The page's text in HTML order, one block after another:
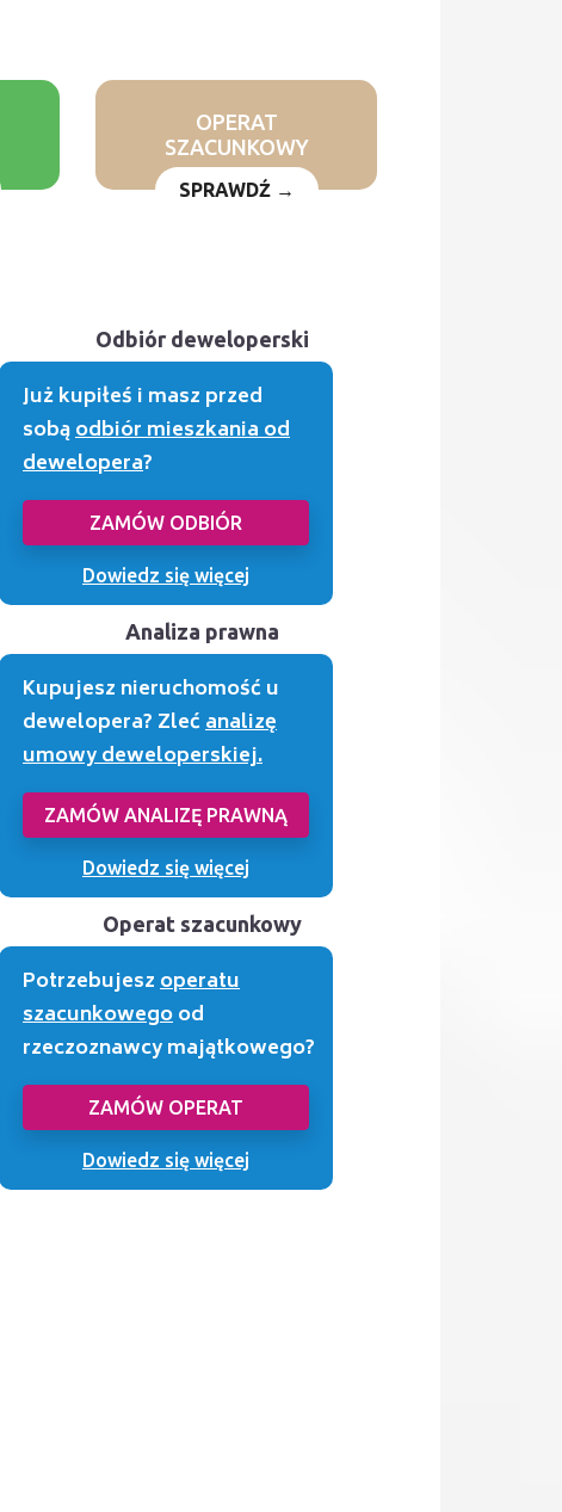
OPERAT
SZACUNKOWY
SPRAWDŹ →
Odbiór deweloperski
Już kupiłeś i masz przed
sobąodbiór mieszkania od
dewelopera?
ZAMÓW ODBIÓR
Dowiedz się więcej
Analiza prawna
Kupujesz nieruchomość u
dewelopera? Zlećanalizę
umowy deweloperskiej.
ZAMÓW ANALIZĘ PRAWNĄ
Dowiedz się więcej
Operat szacunkowy
Potrzebujeszoperatu
szacunkowegood
rzeczoznawcy majątkowego?
ZAMÓW OPERAT
Dowiedz się więcej